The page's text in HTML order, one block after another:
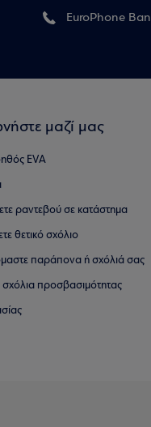
EuroPhone
μαζί μας
EVA
ραντεβού σε κατάστημα
θετικό σχόλιο
παράπονα ή σχόλιά σας
σχόλια προσβασιμότητας